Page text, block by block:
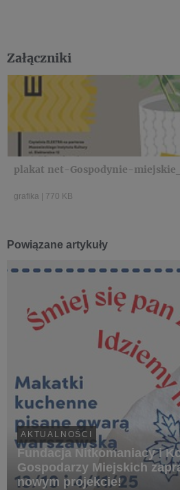
Załączniki
plakat net-Gospodynie-
grafika 770 KB
Powiązane artykuły
AKTUALNOŚCI
Fundacja Nitkomaniacy i
Gospodarzy Miejskich
nowym projekcie!